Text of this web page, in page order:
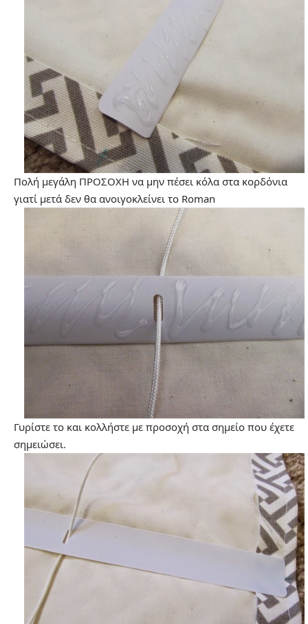
Πολή μεγάλη ΠΡΟΣΟΧΗ να μην πέσει κόλα στα κορδόνια
γιατί μετά δεν θα ανοιγοκλείνει το Roman
Γυρίστε το και κολλήστε με προσοχή στα σημείο που έχετε
σημειώσει.